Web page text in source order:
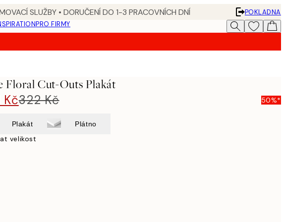
SLUŽBY • DORUČENÍ DO 1-3 PRACOVNÍCH DNÍ
POKLADNA
PRO FIRMY
Floral Cut-Outs Plakát
Kč322 Kč 50%*
Plakát Plátno
velikost